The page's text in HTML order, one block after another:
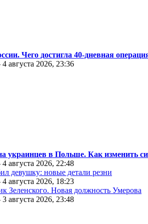
Чего достигла 40-дневная
августа 2026, 23:36
украинцев в Польше. Как изменить
августа 2026, 22:48
девушку: новые детали резни
августа 2026, 18:23
Зеленского. Новая должность Умерова
августа 2026, 23:48